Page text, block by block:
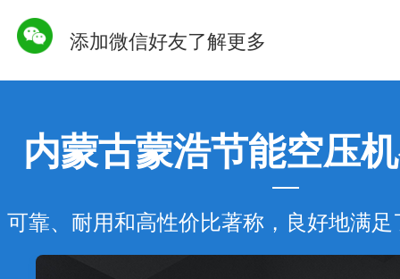
添加微信好友了解更多
内蒙古蒙浩节能空压
可靠、耐用和高性价比著称，良好地满